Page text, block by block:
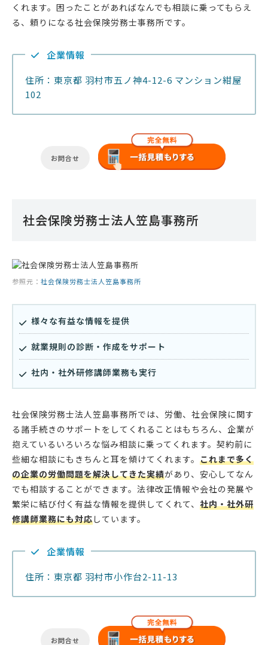
くれます。困ったことがあればなんでも相談に乗ってもらえ
る、頼りになる社会保険労務士事務所です。
企業情報
住所：東京都 羽村市五ノ神4-12-6 マンション紺屋
102
お問合せ
社会保険労務士法人笠島事務所
参照元： 社会保険労務士法人笠島事務所
様々な有益な情報を提供
就業規則の診断・作成をサポート
社内・社外研修講師業務も実行
社会保険労務士法人笠島事務所では、労働、社会保険に関す
る諸手続きのサポートをしてくれることはもちろん、企業が
抱えているいろいろな悩み相談に乗ってくれます。契約前に
些細な相談にもきちんと耳を傾けてくれます。 これまで多く
の企業の労働問題を解決してきた実績があり、安心してなん
でも相談することができます。法律改正情報や会社の発展や
繁栄に結び付く有益な情報を提供してくれて、 社内・社外研
修講師業務にも対応しています。
企業情報
住所：東京都 羽村市小作台2-11-13
お問合せ